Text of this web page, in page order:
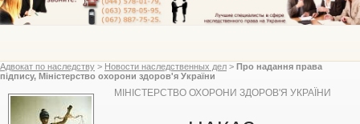
Адвокат по наследству > Новости наследственных дел > Про надання права
підпису, Міністерство охорони здоров'я України
МІНІСТЕРСТВО ОХОРОНИ ЗДОРОВ'Я УКРАЇНИ